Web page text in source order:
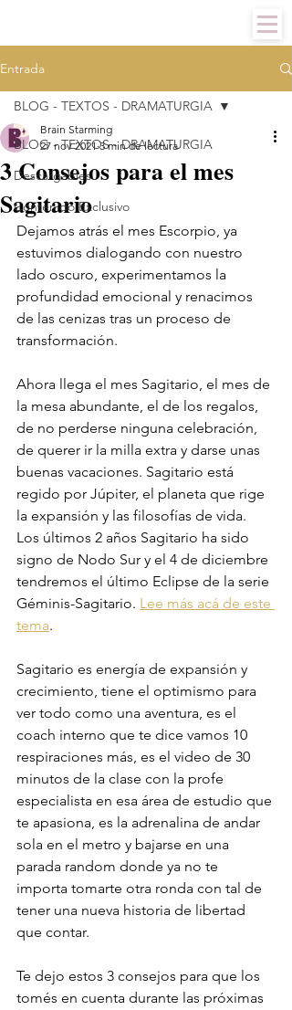
Entrada
BLOG - TEXTOS - DRAMATURGIA
Descargables
Contenido Exclusivo
BLOG - TEXTOS - DRAMATURGIA
3 Consejos para el mes
Sagitario
Brain Starming
27 nov 2021 3 min de lectura
Dejamos atrás el mes Escorpio, ya
estuvimos dialogando con nuestro
lado oscuro, experimentamos la
profundidad emocional y renacimos
de las cenizas tras un proceso de
transformación.
Ahora llega el mes Sagitario, el mes de
la mesa abundante, el de los regalos,
de no perderse ninguna celebración,
de querer ir la milla extra y darse unas
buenas vacaciones. Sagitario está
regido por Júpiter, el planeta que rige
la expansión y las filosofías de vida.
Los últimos 2 años Sagitario ha sido
signo de Nodo Sur y el 4 de diciembre
tendremos el último Eclipse de la serie
Géminis-Sagitario. Lee más acá de este
tema.
Sagitario es energía de expansión y
crecimiento, tiene el optimismo para
ver todo como una aventura, es el
coach interno que te dice vamos 10
respiraciones más, es el video de 30
minutos de la clase con la profe
especialista en esa área de estudio que
te apasiona, es la adrenalina de andar
sola en el metro y bajarse en una
parada random donde ya no te
importa tomarte otra ronda con tal de
tener una nueva historia de libertad
que contar.
Te dejo estos 3 consejos para que los
tomés en cuenta durante las próximas